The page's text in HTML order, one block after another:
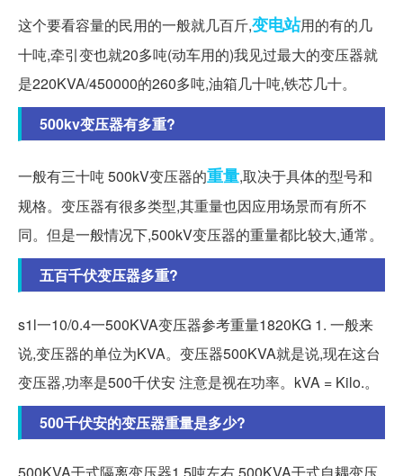
这个要看容量的民用的一般就几百斤,变电站用的有的几
十吨,牵引变也就20多吨(动车用的)我见过最大的变压器就
是220KVA/450000的260多吨,油箱几十吨,铁芯几十。
500kv变压器有多重?
一般有三十吨 500kV变压器的重量,取决于具体的型号和
规格。变压器有很多类型,其重量也因应用场景而有所不
同。但是一般情况下,500kV变压器的重量都比较大,通常。
五百千伏变压器多重?
s1l一10/0.4一500KVA变压器参考重量1820KG 1. 一般来
说,变压器的单位为KVA。变压器500KVA就是说,现在这台
变压器,功率是500千伏安 注意是视在功率。kVA = Kilo.。
500千伏安的变压器重量是多少?